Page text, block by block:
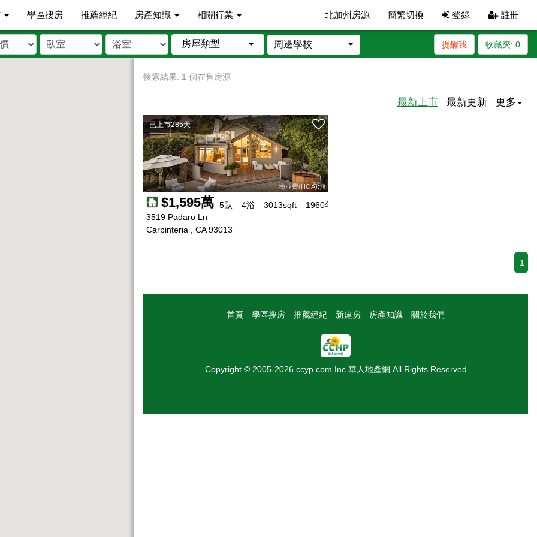
學區搜房 推薦經紀 房產知識 相關行業 北加州房源 簡繁切換 登錄 註冊
房屋類型 周邊學校 收藏夾: 0
提醒我
搜索結果: 1 個在售房源
最新上市 最新更新 更多
已上市285天
物业费(HOA):無
$1,595萬 5臥 4浴 3013sqft 1960年建
3519 Padaro Ln
Carpinteria , CA 93013
1
首頁 學區搜房 推薦經紀 新建房 房產知識 關於我們
Copyright © 2005-2026 ccyp.com Inc.華人地產網 All Rights Reserved